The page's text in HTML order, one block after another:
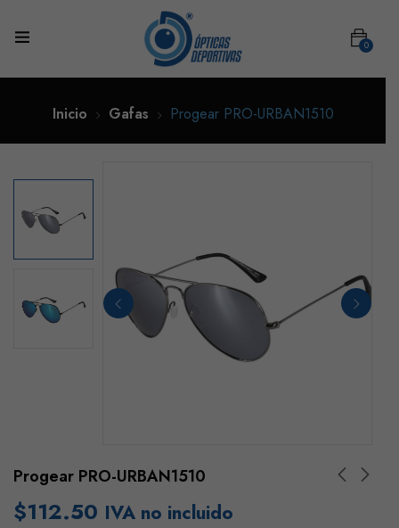
0
Inicio Gafas Progear PRO-URBAN1510
Progear PRO-URBAN1510
$112.50 IVA no incluido